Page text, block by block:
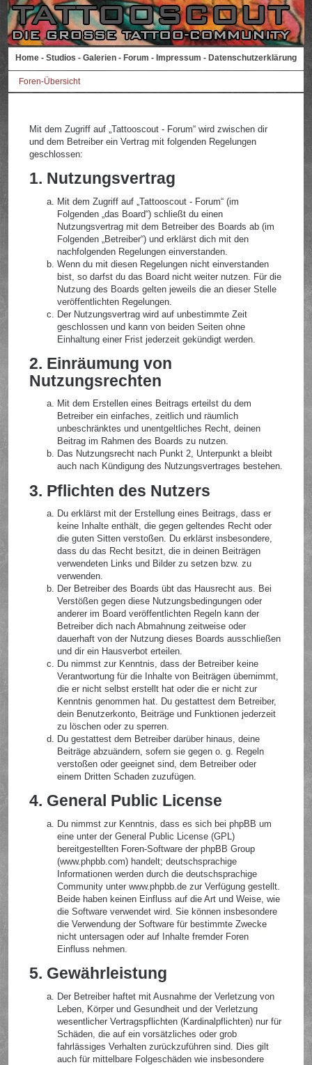
Home - Studios - Galerien - Forum - Impressum - Datenschutzerklärung
Foren-Übersicht
Mit dem Zugriff auf „Tattooscout - Forum“ wird zwischen dir
und dem Betreiber ein Vertrag mit folgenden Regelungen
geschlossen:
1. Nutzungsvertrag
Mit dem Zugriff auf „Tattooscout - Forum“ (im
Folgenden „das Board“) schließt du einen
Nutzungsvertrag mit dem Betreiber des Boards ab (im
Folgenden „Betreiber“) und erklärst dich mit den
nachfolgenden Regelungen einverstanden.
Wenn du mit diesen Regelungen nicht einverstanden
bist, so darfst du das Board nicht weiter nutzen. Für die
Nutzung des Boards gelten jeweils die an dieser Stelle
veröffentlichten Regelungen.
Der Nutzungsvertrag wird auf unbestimmte Zeit
geschlossen und kann von beiden Seiten ohne
Einhaltung einer Frist jederzeit gekündigt werden.
2. Einräumung von
Nutzungsrechten
Mit dem Erstellen eines Beitrags erteilst du dem
Betreiber ein einfaches, zeitlich und räumlich
unbeschränktes und unentgeltliches Recht, deinen
Beitrag im Rahmen des Boards zu nutzen.
Das Nutzungsrecht nach Punkt 2, Unterpunkt a bleibt
auch nach Kündigung des Nutzungsvertrages bestehen.
3. Pflichten des Nutzers
Du erklärst mit der Erstellung eines Beitrags, dass er
keine Inhalte enthält, die gegen geltendes Recht oder
die guten Sitten verstoßen. Du erklärst insbesondere,
dass du das Recht besitzt, die in deinen Beiträgen
verwendeten Links und Bilder zu setzen bzw. zu
verwenden.
Der Betreiber des Boards übt das Hausrecht aus. Bei
Verstößen gegen diese Nutzungsbedingungen oder
anderer im Board veröffentlichten Regeln kann der
Betreiber dich nach Abmahnung zeitweise oder
dauerhaft von der Nutzung dieses Boards ausschließen
und dir ein Hausverbot erteilen.
Du nimmst zur Kenntnis, dass der Betreiber keine
Verantwortung für die Inhalte von Beiträgen übernimmt,
die er nicht selbst erstellt hat oder die er nicht zur
Kenntnis genommen hat. Du gestattest dem Betreiber,
dein Benutzerkonto, Beiträge und Funktionen jederzeit
zu löschen oder zu sperren.
Du gestattest dem Betreiber darüber hinaus, deine
Beiträge abzuändern, sofern sie gegen o. g. Regeln
verstoßen oder geeignet sind, dem Betreiber oder
einem Dritten Schaden zuzufügen.
4. General Public License
Du nimmst zur Kenntnis, dass es sich bei phpBB um
eine unter der General Public License (GPL)
bereitgestellten Foren-Software der phpBB Group
(www.phpbb.com) handelt; deutschsprachige
Informationen werden durch die deutschsprachige
Community unter www.phpbb.de zur Verfügung gestellt.
Beide haben keinen Einfluss auf die Art und Weise, wie
die Software verwendet wird. Sie können insbesondere
die Verwendung der Software für bestimmte Zwecke
nicht untersagen oder auf Inhalte fremder Foren
Einfluss nehmen.
5. Gewährleistung
Der Betreiber haftet mit Ausnahme der Verletzung von
Leben, Körper und Gesundheit und der Verletzung
wesentlicher Vertragspflichten (Kardinalpflichten) nur für
Schäden, die auf ein vorsätzliches oder grob
fahrlässiges Verhalten zurückzuführen sind. Dies gilt
auch für mittelbare Folgeschäden wie insbesondere